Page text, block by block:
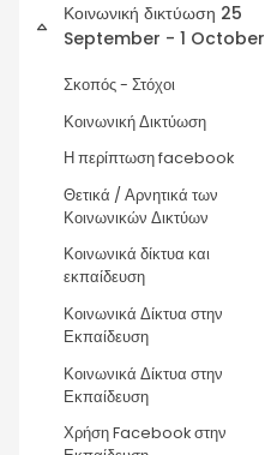
Collapse
Κοινωνική δικτύωση 25
September - 1 October
Σκοπός - Στόχοι
Κοινωνική Δικτύωση
Η περίπτωση facebook
Θετικά / Αρνητικά των
Κοινωνικών Δικτύων
Κοινωνικά δίκτυα και
εκπαίδευση
Κοινωνικά Δίκτυα στην
Εκπαίδευση
Κοινωνικά Δίκτυα στην
Εκπαίδευση
Χρήση Facebook στην